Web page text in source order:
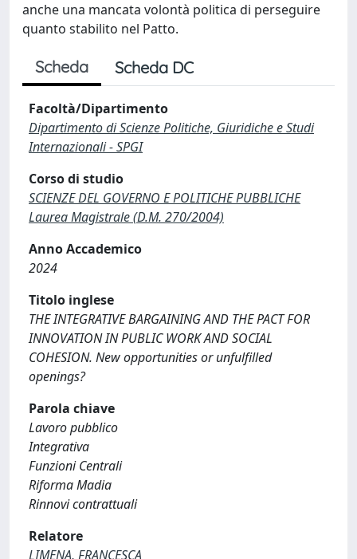
anche una mancata volontà politica di perseguire
quanto stabilito nel Patto.
Scheda Scheda DC
Facoltà/Dipartimento
Dipartimento di Scienze Politiche, Giuridiche e Studi
Internazionali - SPGI
Corso di studio
SCIENZE DEL GOVERNO E POLITICHE PUBBLICHE
Laurea Magistrale (D.M. 270/2004)
Anno Accademico
2024
Titolo inglese
THE INTEGRATIVE BARGAINING AND THE PACT FOR
INNOVATION IN PUBLIC WORK AND SOCIAL
COHESION. New opportunities or unfulfilled
openings?
Parola chiave
Lavoro pubblico
Integrativa
Funzioni Centrali
Riforma Madia
Rinnovi contrattuali
Relatore
LIMENA, FRANCESCA